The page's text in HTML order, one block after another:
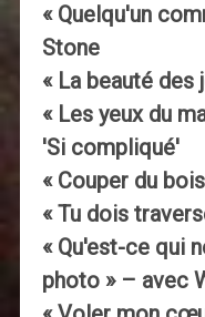
« Quelqu'un
Stone
« La beauté des
« Les yeux du
'Si compliqué'
« Couper du
« Tu dois
« Qu'est-ce qui
photo » – avec